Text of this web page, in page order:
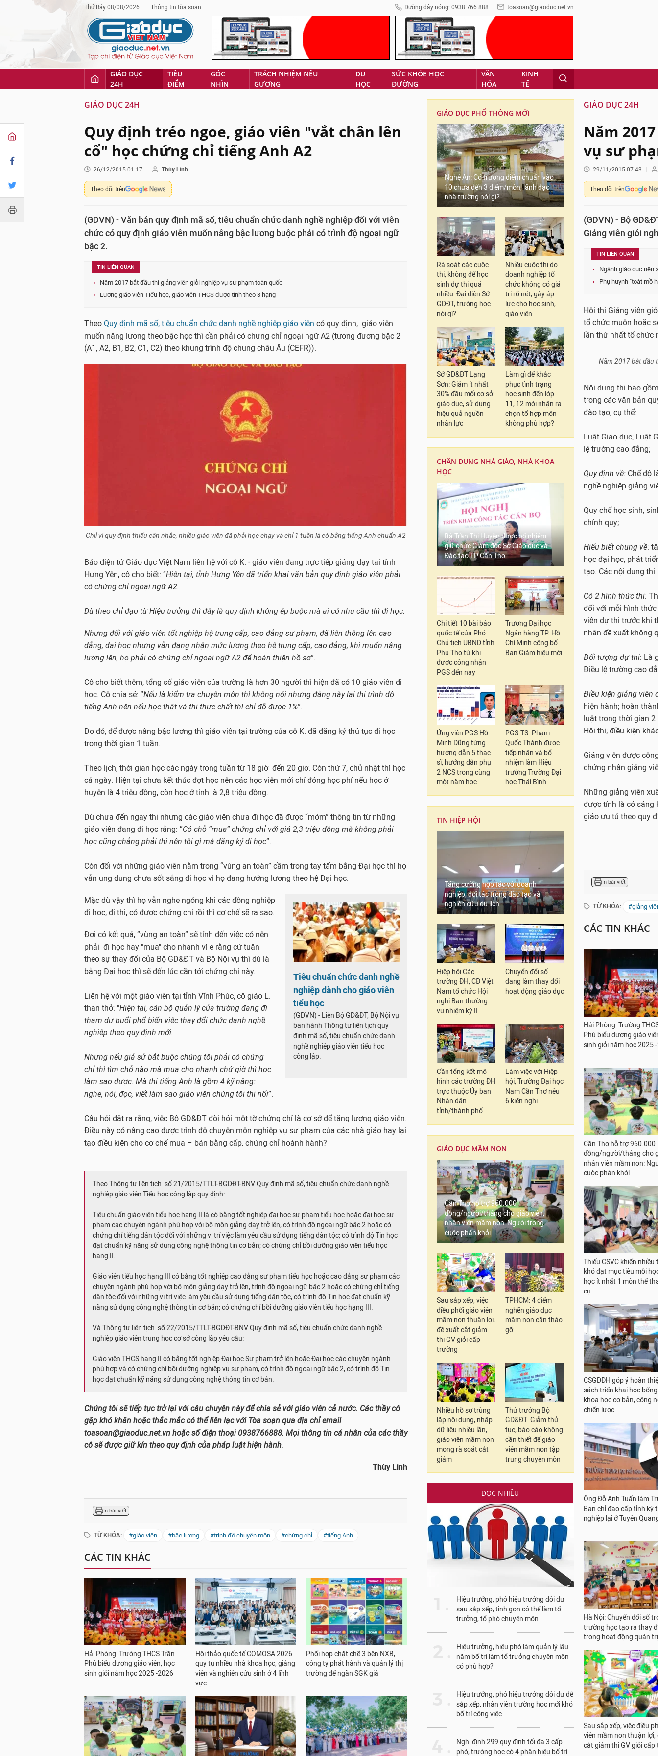
Thứ Bảy 08/08/2026 Thông tin tòa soạn Đường dây nóng: 0938.766.888 toasoan@giaoduc.net.vn
GIÁO DỤC
24H
TIÊU
ĐIỂM
GÓC
NHÌN
TRÁCH NHIỆM NÊU
GƯƠNG
DU
HỌC
SỨC KHỎE HỌC
ĐƯỜNG
VĂN
HÓA
KINH
TẾ
GIÁO DỤC 24H
Quy định tréo ngoe, giáo viên "vắt chân lên
cổ" học chứng chỉ tiếng Anh A2
26/12/2015 01:17 Thùy Linh
Theo dõi trên
(GDVN) - Văn bản quy định mã số, tiêu chuẩn chức danh nghề nghiệp đối với viên
chức có quy định giáo viên muốn nâng bậc lương buộc phải có trình độ ngoại ngữ
bậc 2.
TIN LIÊN QUAN
Năm 2017 bắt đầu thi giảng viên giỏi nghiệp vụ sư phạm toàn quốc
Lương giáo viên Tiểu học, giáo viên THCS được tính theo 3 hạng
Theo Quy định mã số, tiêu chuẩn chức danh nghề nghiệp giáo viên có quy định, giáo viên
muốn nâng lương theo bậc học thì cần phải có chứng chỉ ngoại ngữ A2 (tương đương bậc 2
(A1, A2, B1, B2, C1, C2) theo khung trình độ chung châu Âu (CEFR)).
Chiỉ vì quy định thiếu cân nhắc, nhiều giáo viên đã phải học chạy và chỉ 1 tuần là có bằng tiếng Anh chuẩn A2
Báo điện tử Giáo dục Việt Nam liên hệ với cô K. - giáo viên đang trực tiếp giảng dạy tại tỉnh
Hưng Yên, cô cho biết: “Hiện tại, tỉnh Hưng Yên đã triển khai văn bản quy định giáo viên phải
có chứng chỉ ngoại ngữ A2.
Dù theo chỉ đạo từ Hiệu trưởng thì đây là quy định không ép buộc mà ai có nhu cầu thì đi học.
Nhưng đối với giáo viên tốt nghiệp hệ trung cấp, cao đẳng sư phạm, đã liên thông lên cao
đẳng, đại học nhưng vẫn đang nhận mức lương theo hệ trung cấp, cao đẳng, khi muốn nâng
lương lên, họ phải có chứng chỉ ngoại ngữ A2 để hoàn thiện hồ sơ”.
Cô cho biết thêm, tổng số giáo viên của trường là hơn 30 người thì hiện đã có 10 giáo viên đi
học. Cô chia sẻ: “Nếu là kiểm tra chuyên môn thì không nói nhưng đằng này lại thi trình độ
tiếng Anh nên nếu học thật và thi thực chất thì chỉ đỗ được 1%”.
Do đó, để được nâng bậc lương thì giáo viên tại trường của cô K. đã đăng ký thủ tục đi học
trong thời gian 1 tuần.
Theo lịch, thời gian học các ngày trong tuần từ 18 giờ đến 20 giờ. Còn thứ 7, chủ nhật thì học
cả ngày. Hiện tại chưa kết thúc đợt học nên các học viên mới chỉ đóng học phí nếu học ở
huyện là 4 triệu đồng, còn học ở tỉnh là 2,8 triệu đồng.
Dù chưa đến ngày thi nhưng các giáo viên chưa đi học đã được “mớm” thông tin từ những
giáo viên đang đi học rằng: “Có chỗ “mua” chứng chỉ với giá 2,3 triệu đồng mà không phải
học cũng chẳng phải thi nên tội gì mà đăng ký đi học”.
Còn đối với những giáo viên nằm trong “vùng an toàn” cầm trong tay tấm bằng Đại học thì họ
vẫn ung dung chưa sốt sắng đi học vì họ đang hưởng lương theo hệ Đại học.
Tiêu chuẩn chức danh nghề
nghiệp dành cho giáo viên
tiểu học
(GDVN) - Liên Bộ GD&ĐT, Bộ Nội vụ
ban hành Thông tư liên tịch quy
định mã số, tiêu chuẩn chức danh
nghề nghiệp giáo viên tiểu học
công lập.
Mặc dù vậy thì họ vẫn nghe ngóng khi các đồng nghiệp
đi học, đi thi, có được chứng chỉ rồi thì cơ chế sẽ ra sao.
Đợi có kết quả, “vùng an toàn” sẽ tính đến việc có nên
phải đi học hay "mua" cho nhanh vì e rằng cứ tuân
theo sự thay đổi của Bộ GD&ĐT và Bộ Nội vụ thì dù là
bằng Đại học thì sẽ đến lúc cần tới chứng chỉ này.
Liên hệ với một giáo viên tại tỉnh Vĩnh Phúc, cô giáo L.
than thở: "Hiện tại, cán bộ quản lý của trường đang đi
tham dự buổi phổ biến việc thay đổi chức danh nghề
nghiệp theo quy định mới.
Nhưng nếu giả sử bắt buộc chúng tôi phải có chứng
chỉ thì tìm chỗ nào mà mua cho nhanh chứ giờ thì học
làm sao được. Mà thi tiếng Anh là gồm 4 kỹ năng:
nghe, nói, đọc, viết làm sao giáo viên chúng tôi thi nổi”.
Câu hỏi đặt ra rằng, việc Bộ GD&ĐT đòi hỏi một tờ chứng chỉ là cơ sở để tăng lương giáo viên.
Điều này có nâng cao được trình độ chuyên môn nghiệp vụ sư phạm của các nhà giáo hay lại
tạo điều kiện cho cơ chế mua – bán bằng cấp, chứng chỉ hoành hành?
Theo Thông tư liên tịch số 21/2015/TTLT-BGDĐT-BNV Quy định mã số, tiêu chuẩn chức danh nghề
nghiệp giáo viên Tiểu học công lập quy định:
Tiêu chuẩn giáo viên tiểu học hạng II là có bằng tốt nghiệp đại học sư phạm tiểu học hoặc đại học sư
phạm các chuyên ngành phù hợp với bộ môn giảng dạy trở lên; có trình độ ngoại ngữ bậc 2 hoặc có
chứng chỉ tiếng dân tộc đối với những vị trí việc làm yêu cầu sử dụng tiếng dân tộc; có trình độ Tin học
đạt chuẩn kỹ năng sử dụng công nghệ thông tin cơ bản; có chứng chỉ bồi dưỡng giáo viên tiểu học
hạng II.
Giáo viên tiểu học hạng III có bằng tốt nghiệp cao đẳng sư phạm tiểu học hoặc cao đẳng sư phạm các
chuyên ngành phù hợp với bộ môn giảng dạy trở lên; trình độ ngoại ngữ bậc 2 hoặc có chứng chỉ tiếng
dân tộc đối với những vị trí việc làm yêu cầu sử dụng tiếng dân tộc; có trình độ Tin học đạt chuẩn kỹ
năng sử dụng công nghệ thông tin cơ bản; có chứng chỉ bồi dưỡng giáo viên tiểu học hạng III.
Và Thông tư liên tịch số 22/2015/TTLT-BGDĐT-BNV Quy định mã số, tiêu chuẩn chức danh nghề
nghiệp giáo viên trung học cơ sở công lập yêu cầu:
Giáo viên THCS hạng II có bằng tốt nghiệp Đại học Sư phạm trở lên hoặc Đại học các chuyên ngành
phù hợp và có chứng chỉ bồi dưỡng nghiệp vụ sư phạm, có trình độ ngoại ngữ bậc 2, có trình độ Tin
học đạt chuẩn kỹ năng sử dụng công nghệ thông tin cơ bản.
Chúng tôi sẽ tiếp tục trở lại với câu chuyện này để chia sẻ với giáo viên cả nước. Các thầy cô
gặp khó khăn hoặc thắc mắc có thể liên lạc với Tòa soạn qua địa chỉ email
toasoan@giaoduc.net.vn hoặc số điện thoại 0938766888. Mọi thông tin cá nhân của các thầy
cô sẽ được giữ kín theo quy định của pháp luật hiện hành.
Thùy Linh
In bài viết
TỪ KHÓA: #giáo viên #bậc lương #trình độ chuyên môn #chứng chỉ #tiếng Anh
CÁC TIN KHÁC
Hải Phòng: Trường THCS Trần
Phú biểu dương giáo viên, học
sinh giỏi năm học 2025 -2026
Hội thảo quốc tế COMOSA 2026
quy tụ nhiều nhà khoa học, giảng
viên và nghiên cứu sinh ở 4 lĩnh
vực
Phối hợp chặt chẽ 3 bên NXB,
công ty phát hành và quản lý thị
trường để ngăn SGK giả
GIÁO DỤC PHỔ THÔNG MỚI
Nghệ An: Có trường điểm chuẩn vào
10 chưa đến 3 điểm/môn, lãnh đạo
nhà trường nói gì?
Rà soát các cuộc
thi, không để học
sinh dự thi quá
nhiều: Đại diện Sở
GDĐT, trường học
nói gì?
Nhiều cuộc thi do
doanh nghiệp tổ
chức không có giá
trị rõ nét, gây áp
lực cho học sinh,
giáo viên
Sở GD&ĐT Lạng
Sơn: Giảm ít nhất
30% đầu mối cơ sở
giáo dục, sử dụng
hiệu quả nguồn
nhân lực
Làm gì để khắc
phục tình trạng
học sinh đến lớp
11, 12 mới nhận ra
chọn tổ hợp môn
không phù hợp?
CHÂN DUNG NHÀ GIÁO, NHÀ KHOA
HỌC
Bà Trần Thị Huyền được bổ nhiệm
giữ chức Giám đốc Sở Giáo dục và
Đào tạo TP Cần Thơ
Chi tiết 10 bài báo
quốc tế của Phó
Chủ tịch UBND tỉnh
Phú Thọ từ khi
được công nhận
PGS đến nay
Trường Đại học
Ngân hàng TP. Hồ
Chí Minh công bố
Ban Giám hiệu mới
Ứng viên PGS Hồ
Minh Dũng từng
hướng dẫn 5 thạc
sĩ, hướng dẫn phụ
2 NCS trong cùng
một năm học
PGS.TS. Phạm
Quốc Thành được
tiếp nhận và bổ
nhiệm làm Hiệu
trưởng Trường Đại
học Thái Bình
TIN HIỆP HỘI
Tăng cường hợp tác với doanh
nghiệp, đối tác trong đào tạo và
nghiên cứu du lịch
Hiệp hội Các
trường ĐH, CĐ Việt
Nam tổ chức Hội
nghị Ban thường
vụ nhiệm kỳ II
Chuyển đổi số
đang làm thay đổi
hoạt động giáo dục
Cần tổng kết mô
hình các trường ĐH
trực thuộc Ủy ban
Nhân dân
tỉnh/thành phố
Làm việc với Hiệp
hội, Trường Đại học
Nam Cần Thơ nêu
6 kiến nghị
GIÁO DỤC MẦM NON
Cần Thơ hỗ trợ 960.000
đồng/người/tháng cho giáo viên,
nhân viên mầm non: Người trong
cuộc phấn khởi
Sau sắp xếp, việc
điều phối giáo viên
mầm non thuận lợi,
đề xuất cắt giảm
thi GV giỏi cấp
trường
TPHCM: 4 điểm
nghẽn giáo dục
mầm non cần tháo
gỡ
Nhiều hồ sơ trùng
lặp nội dung, nhập
dữ liệu nhiều lần,
giáo viên mầm non
mong rà soát cắt
giảm
Thứ trưởng Bộ
GD&ĐT: Giảm thủ
tục, báo cáo không
cần thiết để giáo
viên mầm non tập
trung chuyên môn
ĐỌC NHIỀU
Hiệu trưởng, phó hiệu trưởng dôi dư
sau sắp xếp, tinh gọn có thể làm tổ
trưởng, tổ phó chuyên môn
Hiệu trưởng, hiệu phó làm quản lý lâu
năm bố trí làm tổ trưởng chuyên môn
có phù hợp?
Hiệu trưởng, phó hiệu trưởng dôi dư dễ
sắp xếp, nhân viên trường học mới khó
bố trí công việc
Nghị định 299 quy định tối đa 3 cấp
phó, trường học có 4 phân hiệu bố trí
GIÁO DỤC 24H
Năm
vụ sư
29/11/2015 07:43
Theo dõi trên
(GDVN) - Bộ
Giảng viên giỏi
TIN LIÊN QUAN
Ngành giáo dục nên
Phụ huynh "toát mồ
Hội thi Giảng viên
tổ chức muộn hoặc
lần thứ nhất tổ chức
Năm 2017 bắt đầu
Nội dung thi bao
trong các văn bản
đào tạo, cụ thể:
Luật Giáo dục; Luật
lệ trường cao đẳng;
Quy định về:Chế độ
Quy chế học sinh,
Hiểu biết chung về:
học đại học, phát
tạo. Các nội dung
Có 2 hình thức thi:
đối với mỗi hình
nhân đề xuất không
Đối tượng dự thi: Là
hiện hành; hoàn
luật trong thời gian
chứng nhận giảng
Những giảng viên
được tính là có sáng
giáo ưu tú theo quy
In bài viết
TỪ KHÓA: #giảng
CÁC TIN KHÁC
Hải Phòng: Trường
Phú biểu dương giáo
sinh giỏi năm học 2025
Cần Thơ hỗ trợ 960.000
đồng/người/tháng cho
nhân viên mầm non:
cuộc phấn khởi
Thiếu CSVC khiến
khó đạt mục tiêu mỗi
học ít nhất 1 môn thể
cụ
CSGDĐH góp ý hoàn
sách triển khai học
khoa học cơ bản, công
chiến lược
Ông Đỗ Anh Tuấn làm
Ban chỉ đạo cấp tỉnh kỳ
nghiệp lại ở Tuyên